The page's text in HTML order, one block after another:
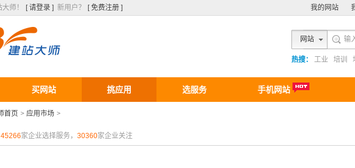
师！ [ 请登录 ] 新用户？ [ 免费注册 ] 我的网站
网站
热搜： 工业 培训
买网站 挑应用 选服务 手机网站
首页 > 应用市场 >
45266家企业选择服务， 30360家企业关注